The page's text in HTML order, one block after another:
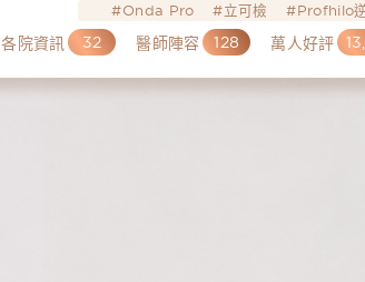
Onda Pro 立可檢 Profhilo
各院資訊 32 醫師陣容 128 萬人好評